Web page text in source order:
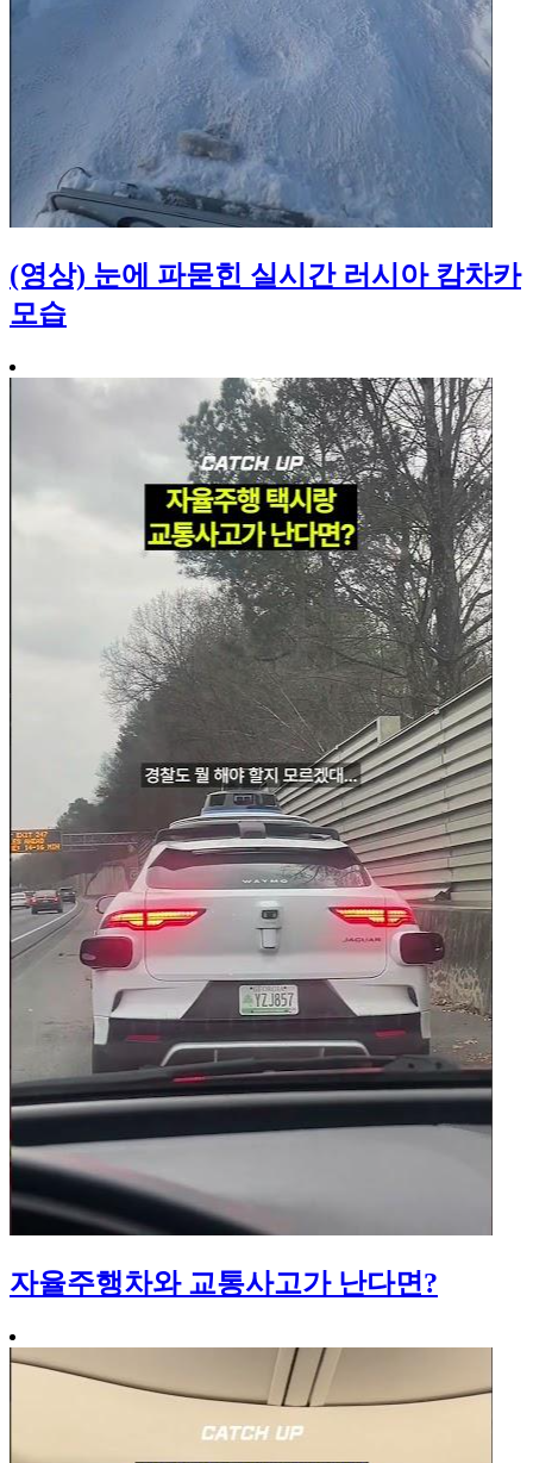
(영상) 눈에 파묻힌 실시간 러시아 캄차카
모습
자율주행차와 교통사고가 난다면?